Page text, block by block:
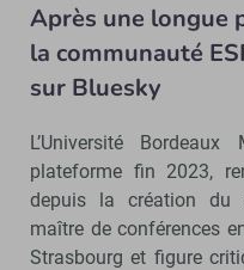
Après une longue
la communauté
sur Bluesky
L’Université
plateforme fin 2023,
depuis la création du
maître de conférences
Strasbourg et figure